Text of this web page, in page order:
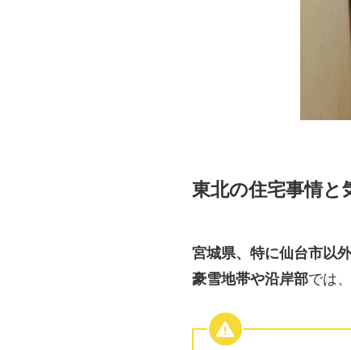
東北の住宅事情と
宮城県、特に仙台市以
豪雪地帯や沿岸部では